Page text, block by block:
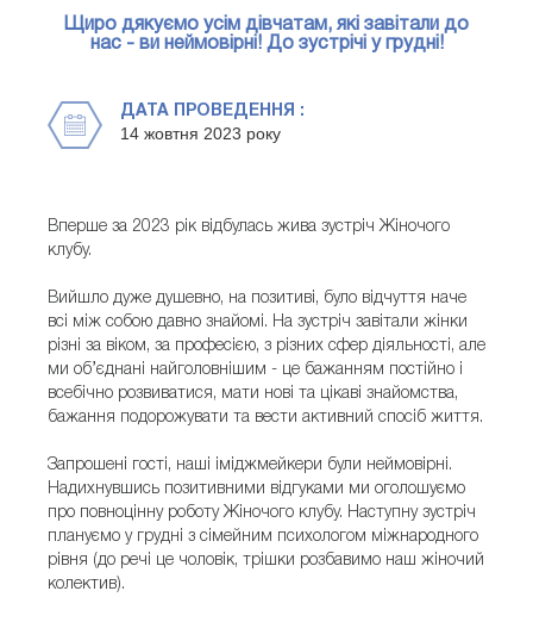
Щиро дякуємо усім дівчатам, які завітали до
нас - ви неймовірні! До зустрічі у грудні!
ДАТА ПРОВЕДЕННЯ :
14 жовтня 2023 року
Вперше за 2023 рік відбулась жива зустріч Жіночого
клубу.
Вийшло дуже душевно, на позитиві, було відчуття наче
всі між собою давно знайомі. На зустріч завітали жінки
різні за віком, за професією, з різних сфер діяльності, але
ми об’єднані найголовнішим - це бажанням постійно і
всебічно розвиватися, мати нові та цікаві знайомства,
бажання подорожувати та вести активний спосіб життя.
Запрошені гості, наші іміджмейкери були неймовірні.
Надихнувшись позитивними відгуками ми оголошуємо
про повноцінну роботу Жіночого клубу. Наступну зустріч
плануємо у грудні з сімейним психологом міжнародного
рівня (до речі це чоловік, трішки розбавимо наш жіночий
колектив).